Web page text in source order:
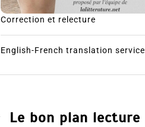
Correction et relecture
English-French translation service
Le bon plan lecture